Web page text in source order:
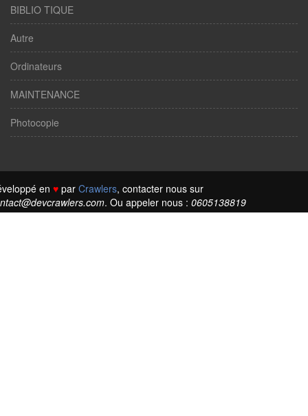
BIBLIO TIQUE
Autre
Ordinateurs
MAINTENANCE
Photocopie
en ♥ par Crawlers, contacter nous sur
. Ou appeler nous : 0605138819